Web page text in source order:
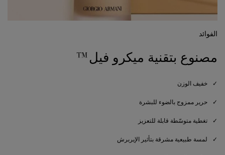
الفوائد
مصنوع بتقنية ميكرو فيل™
خفيف الوزن
حرير ممزوج بالضوء للبشرة
تغطية متوسّطة قابلة للتعزيز
لمسة طبيعية مشرقة بتأثير الإيربرش